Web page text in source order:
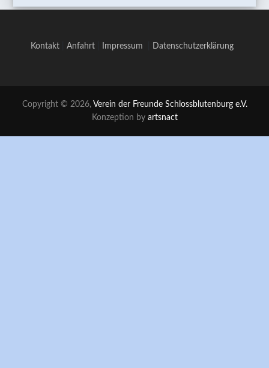
Kontakt Anfahrt Impressum Datenschutzerklärung
Copyright © 2026, Verein der Freunde Schlossblutenburg e.V.
Konzeption by artsnact